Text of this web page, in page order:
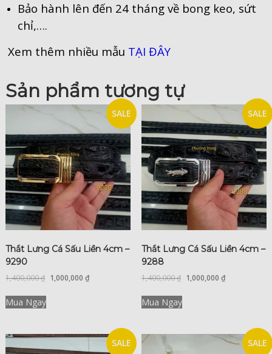
Bảo hành lên đến 24 tháng về bong keo, sứt
chỉ,….
Xem thêm nhiều mẫu TẠI ĐÂY
Sản phẩm tương tự
SALE
Thắt Lưng Cá Sấu Liền 4cm –
9290
1,400,000₫ 1,000,000 ₫
Mua Ngay
SALE
Thắt Lưng Cá Sấu Liền 4cm –
9288
1,400,000₫ 1,000,000 ₫
Mua Ngay
SALE SALE